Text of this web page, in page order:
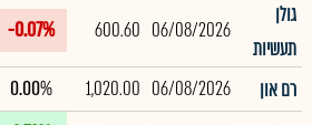
גולן
תעשיות
06/08/2026
600.60
-0.07%
רם און 06/08/2026
1,020.00
0.00%